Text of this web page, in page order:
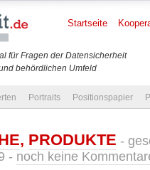
für Fragen der Datensicherheit
behördlichen Umfeld
Startseite
Portraits Positionspapier
, PRODUKTE -
- noch keine